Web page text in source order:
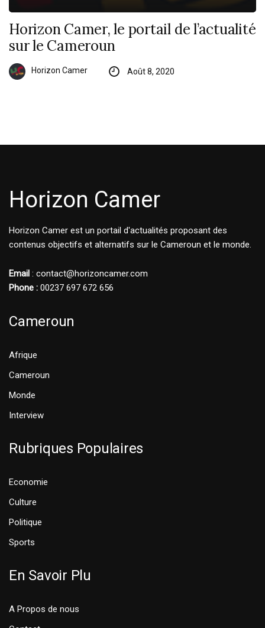
Horizon Camer, le portail de l’actualité
sur le Cameroun
Horizon Camer Août 8, 2020
Horizon Camer
Horizon Camer est un portail d'actualités proposant des
contenus objectifs et alternatifs sur le Cameroun et le monde.
Email : contact@horizoncamer.com
Phone : 00237 697 672 656
Cameroun
Afrique
Cameroun
Monde
Interview
Rubriques Populaires
Economie
Culture
Politique
Sports
En Savoir Plu
A Propos de nous